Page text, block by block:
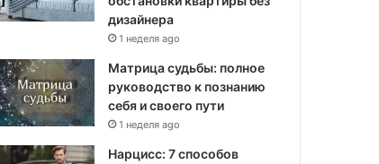
дизайнера
1 неделя ago
Матрица судьбы: полное
руководство к познанию
себя и своего пути
1 неделя ago
Нарцисс: 7 способов